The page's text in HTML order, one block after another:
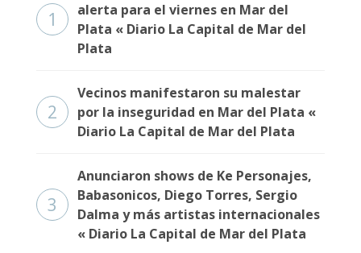
1
alerta para el viernes en Mar del
Plata « Diario La Capital de Mar del
Plata
2
Vecinos manifestaron su malestar
por la inseguridad en Mar del Plata «
Diario La Capital de Mar del Plata
3
Anunciaron shows de Ke Personajes,
Babasonicos, Diego Torres, Sergio
Dalma y más artistas internacionales
« Diario La Capital de Mar del Plata